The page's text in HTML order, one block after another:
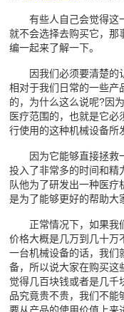
有些人自己会觉得这
就不会选择去购买它，那
编一起来了解一下。
因我们必须要清楚的认
相对于我们日常的一些产
的，为什么这么说呢?因
医疗范围的，也就是它
行使用的这种机械设备所
因为它能够直接拯救
投入了非常多的时间和精
队他为了研发出一种医
是为了能够更好的帮助大
正常情况下，如果我们
价格大概是几万到几十万
一台机械设备的话，我们
备，所以说大家在购买这
觉得几百块钱或者是几千
品究竟贵不贵，我们不能